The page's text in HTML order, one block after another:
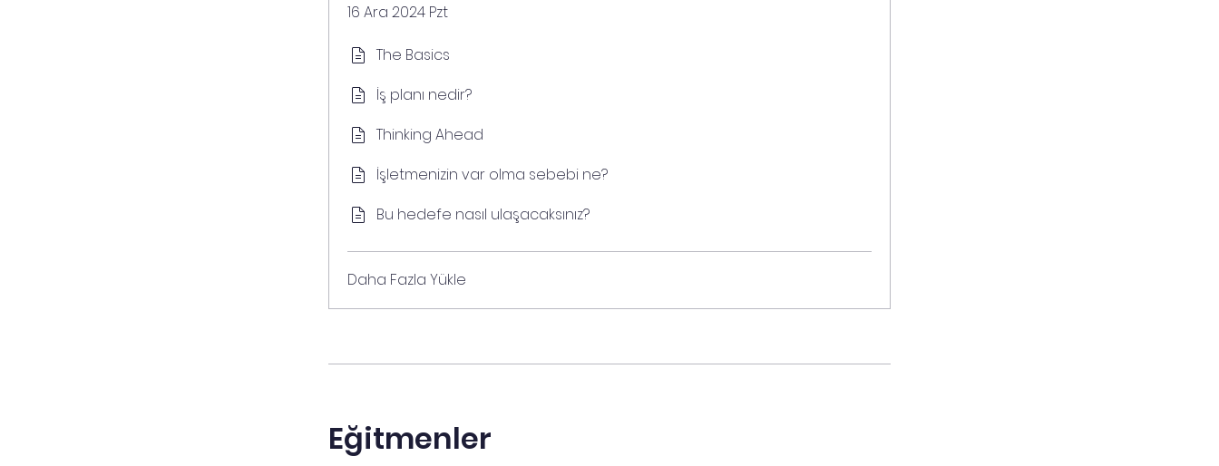
16 Ara 2024 Pzt
The Basics
İş planı nedir?
Thinking Ahead
İşletmenizin var olma sebebi ne?
Bu hedefe nasıl ulaşacaksınız?
Daha Fazla Yükle
Eğitmenler